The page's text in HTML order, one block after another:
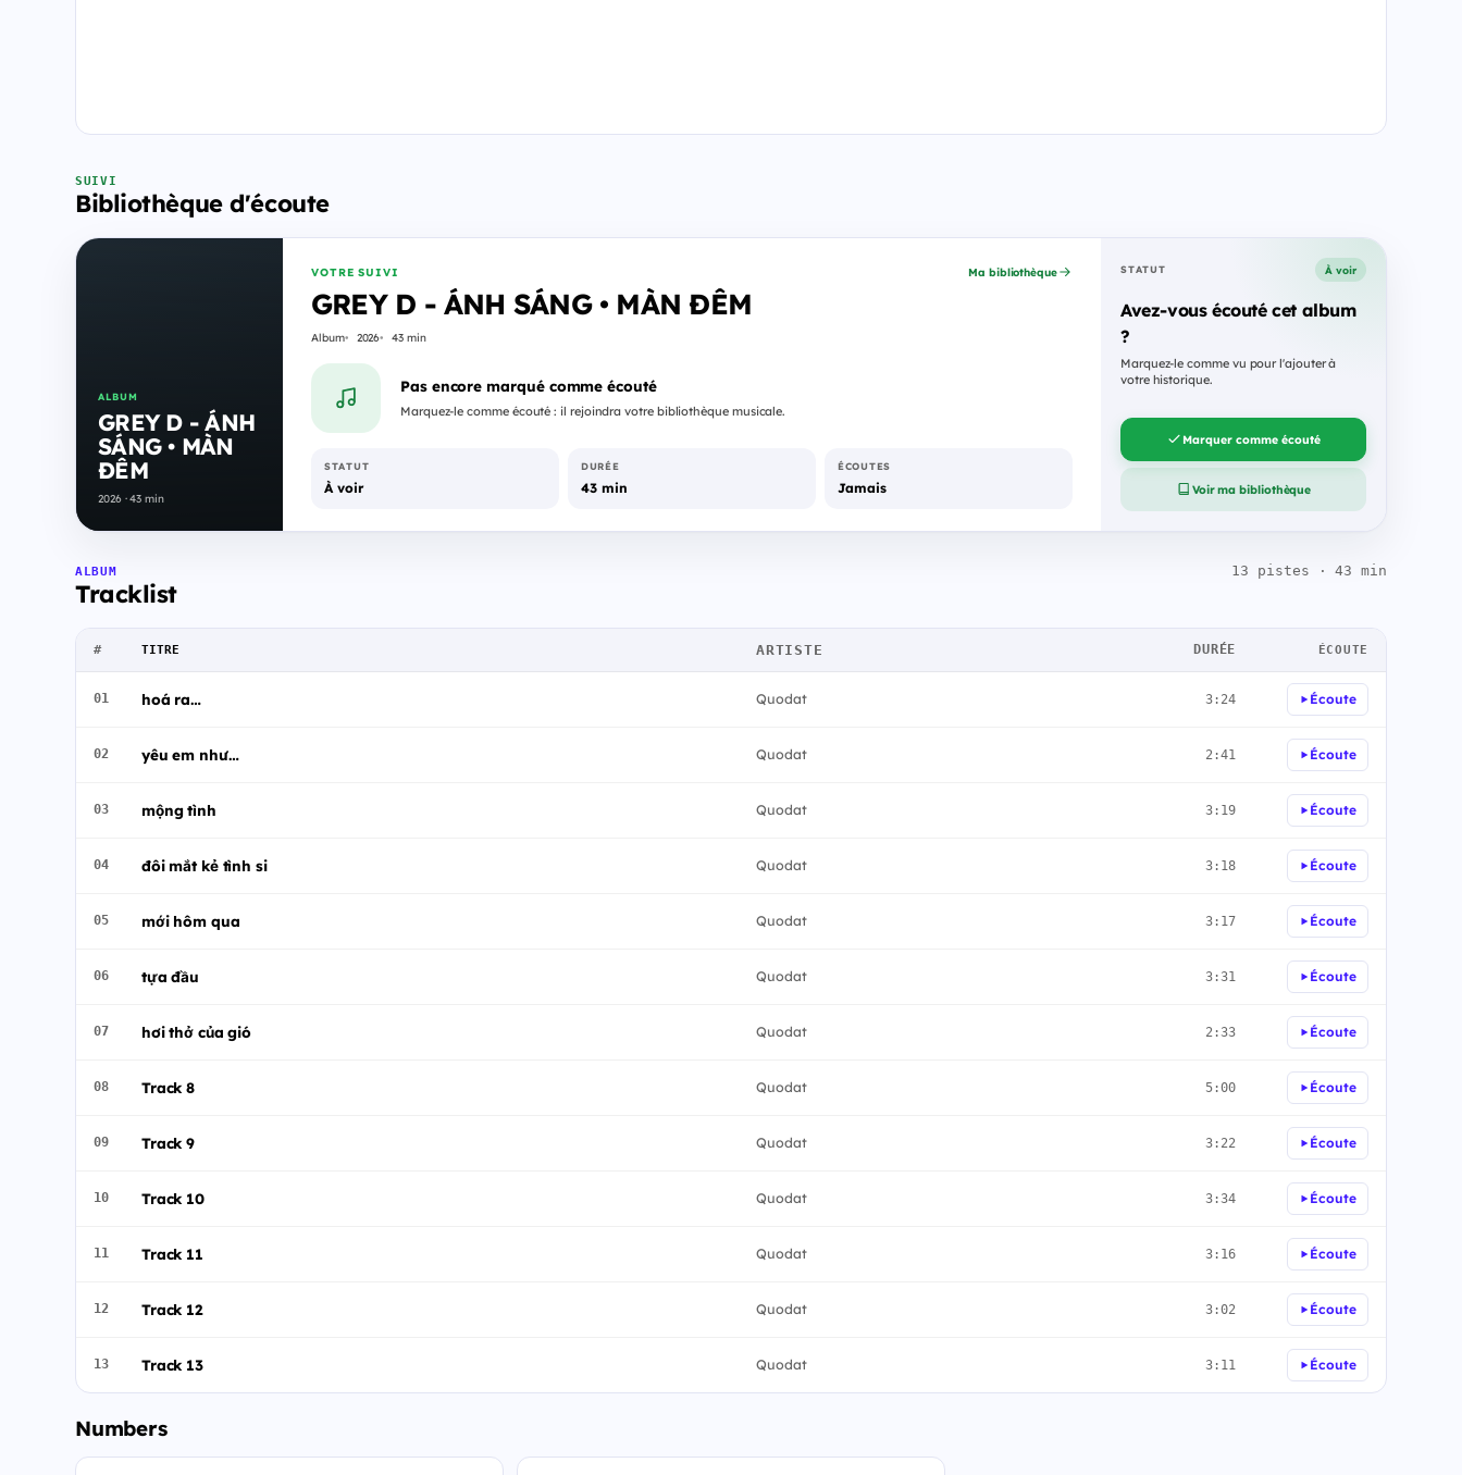
SUIVI
Bibliothèque d'écoute
ALBUM
GREY D - ÁNH
SÁNG • MÀN
ĐÊM
2026 · 43 min
VOTRE SUIVI
GREY D - ÁNH SÁNG • MÀN ĐÊM
Album 2026 43 min
Ma bibliothèque
Pas encore marqué comme écouté
Marquez-le comme écouté : il rejoindra votre bibliothèque musicale.
STATUT
À voir
DURÉE
43 min
ÉCOUTES
Jamais
STATUT À voir
Avez-vous écouté cet album
?
Marquez-le comme vu pour l'ajouter à
votre historique.
Marquer comme écouté
Voir ma bibliothèque
ALBUM
Tracklist
13 pistes · 43 min
# TITRE ARTISTE DURÉE ÉCOUTE
01 hoá ra… Quodat 3:24 Écoute
02 yêu em như… Quodat 2:41 Écoute
03 mộng tình Quodat 3:19 Écoute
04 đôi mắt kẻ tình si Quodat 3:18 Écoute
05 mới hôm qua Quodat 3:17 Écoute
06 tựa đầu Quodat 3:31 Écoute
07 hơi thở của gió Quodat 2:33 Écoute
08 Track 8 Quodat 5:00 Écoute
09 Track 9 Quodat 3:22 Écoute
10 Track 10 Quodat 3:34 Écoute
11 Track 11 Quodat 3:16 Écoute
12 Track 12 Quodat 3:02 Écoute
13 Track 13 Quodat 3:11 Écoute
Numbers